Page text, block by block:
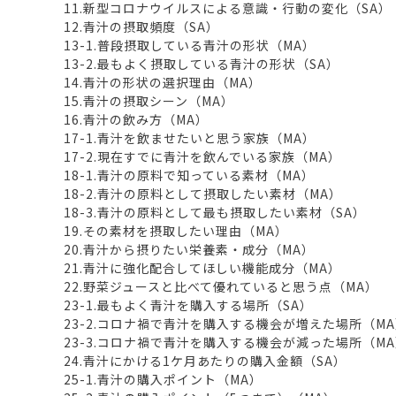
11.新型コロナウイルスによる意識・行動の変化（SA）
12.青汁の摂取頻度（SA）
13-1.普段摂取している青汁の形状（MA）
13-2.最もよく摂取している青汁の形状（SA）
14.青汁の形状の選択理由（MA）
15.青汁の摂取シーン（MA）
16.青汁の飲み方（MA）
17-1.青汁を飲ませたいと思う家族（MA）
17-2.現在すでに青汁を飲んでいる家族（MA）
18-1.青汁の原料で知っている素材（MA）
18-2.青汁の原料として摂取したい素材（MA）
18-3.青汁の原料として最も摂取したい素材（SA）
19.その素材を摂取したい理由（MA）
20.青汁から摂りたい栄養素・成分（MA）
21.青汁に強化配合してほしい機能成分（MA）
22.野菜ジュースと比べて優れていると思う点（MA）
23-1.最もよく青汁を購入する場所（SA）
23-2.コロナ禍で青汁を購入する機会が増えた場所（
23-3.コロナ禍で青汁を購入する機会が減った場所（MA
24.青汁にかける1ケ月あたりの購入金額（SA）
25-1.青汁の購入ポイント（MA）